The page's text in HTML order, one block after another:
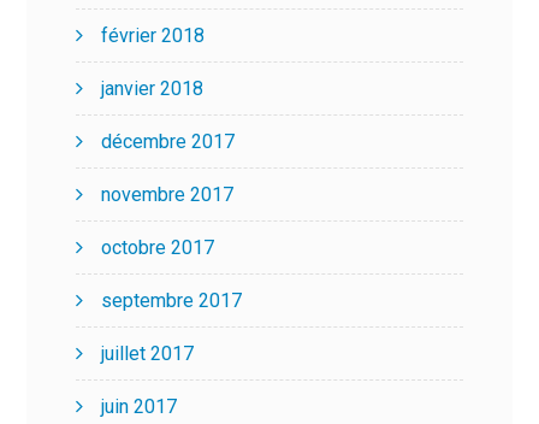
février 2018
janvier 2018
décembre 2017
novembre 2017
octobre 2017
septembre 2017
juillet 2017
juin 2017